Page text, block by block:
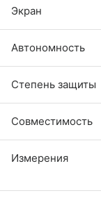
Экран
Автономность
Степень защиты
Совместимость
Измерения